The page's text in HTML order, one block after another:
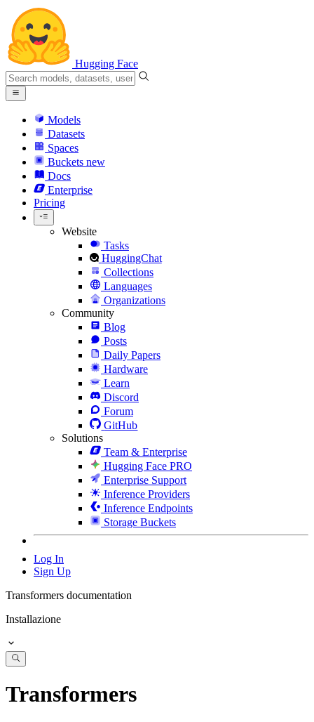
Hugging Face
Models
Datasets
Spaces
Buckets new
Docs
Enterprise
Pricing
Website
Tasks
HuggingChat
Collections
Languages
Organizations
Community
Blog
Posts
Daily Papers
Hardware
Learn
Discord
Forum
GitHub
Solutions
Team & Enterprise
Hugging Face PRO
Enterprise Support
Inference Providers
Inference Endpoints
Storage Buckets
Log In
Sign Up
Transformers documentation
Installazione
Transformers